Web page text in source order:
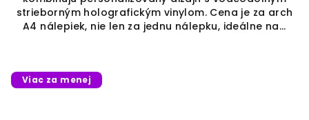
strieborným holografickým vinylom. Cena je za arch
A4 nálepiek, nie len za jednu nálepku, ideálne na...
Viac za menej